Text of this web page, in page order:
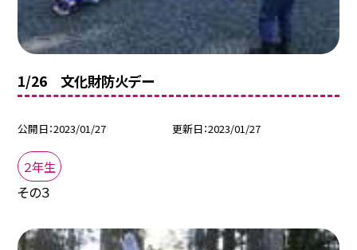
1/26 文化財防火デー
公開日 2023/01/27 更新日 2023/01/27
２年生
その３